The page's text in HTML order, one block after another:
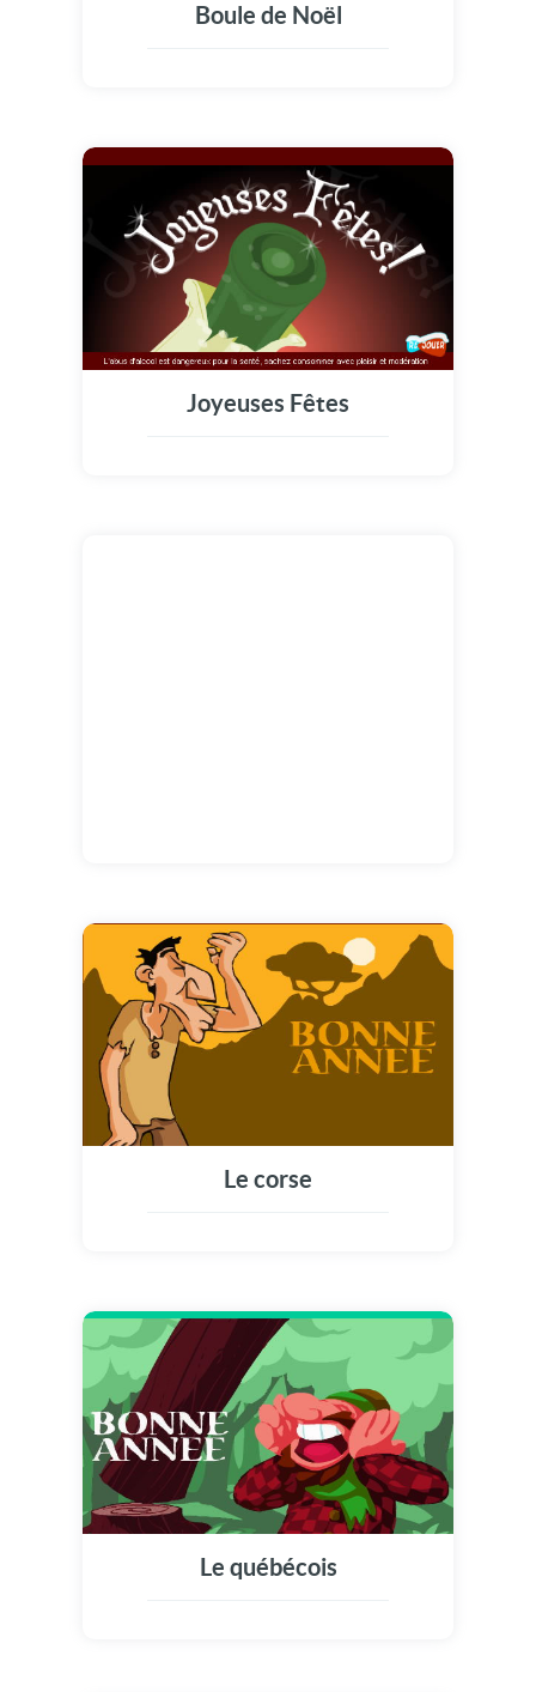
Boule de Noël
Joyeuses Fêtes
Le corse
Le québécois